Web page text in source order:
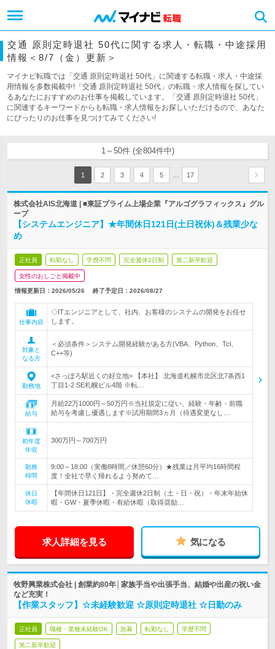
交通 原則定時退社 50代に関する求人・転職・中途採用
情報＜8/7（金）更新＞
マイナビ転職では「交通 原則定時退社 50代」に関連する転職・求人・中途採
用情報を多数掲載中!「交通 原則定時退社 50代」の転職・求人情報を探してい
るあなたにおすすめのお仕事を掲載しています。「交通 原則定時退社 50代」
に関連するキーワードからも転職・求人情報をお探しいただけるので、あなた
にぴったりのお仕事を見つけてみてください!
1～50件 (全804件中)
1 2 3 4 5 17
株式会社AIS北海道 | ■東証プライム上場企業『アルゴグラフィックス』グル
ープ
【システムエンジニア】★年間休日121日(土日祝休)＆残業少な
め
正社員 転勤なし 学歴不問 完全週休2日制 第二新卒歓迎
女性のおしごと掲載中
情報更新日：2026/05/26 終了予定日： 2026/08/27
仕事内容
◇ITエンジニアとして、社内、お客様のシステムの開発をお任せ
します。
対象と
なる方
＜必須条件＞システム開発経験がある方(VBA、Python、Tcl、
C++等)
勤務地
<さっぽろ駅近くの好立地> 【本社】 北海道札幌市北区北7条西1
丁目1-2 SE札幌ビル4階 ※転…
給与
月給22万1000円～50万円※当社規定に従い、経験・年齢・前職
給与を考慮し優遇します※試用期間3ヵ月（待遇変更なし…
初年度
年収
300万円～700万円
勤務
時間
9:00～18:00（実働8時間／休憩60分）★残業は月平均16時間程
度！全社で早く帰れるよう努めて…
休日
休暇
【年間休日121日】・完全週休2日制（土・日・祝）・年末年始休
暇・GW・夏季休暇・有給休暇（取得奨励…
求人詳細を見る 気になる
牧野興業株式会社 | 創業約80年│家族手当や出張手当、結婚や出産の祝い金
など充実！
【作業スタッフ】☆未経験歓迎 ☆原則定時退社 ☆日勤のみ
正社員 職種・業種未経験OK 急募 転勤なし 学歴不問
第二新卒歓迎